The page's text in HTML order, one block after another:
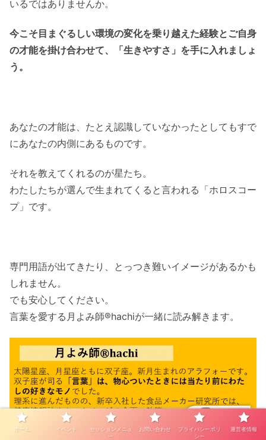
いるではありませんか。
今こそ目まぐるしい環境の変化を乗り越えた経験とご自身
の才能を掛け合わせて、「生きやすさ」を手に入れましょ
う。
あなたの才能は、たとえ認識していなかったとしてもすで
にあなたの内側にあるものです。
それを教えてくれるのが星たち。
わたしたちが選んで生まれてくると言われる「ホロスコー
プ」です。
専門用語が出てきたり、とっつき難いイメージがあるかも
しれません。
でも安心してください。
言葉を愛する月よみ師®hachiが一緒に読み解きます。
ホーム イベント
セッションメニュ
ー
お問い合わせ
プライバシーポリ
シー
運営者情報